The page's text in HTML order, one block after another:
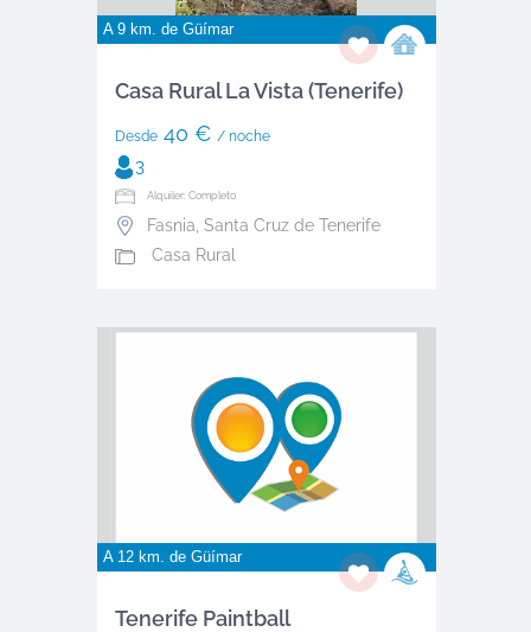
A 9 km. de Güímar
Casa Rural La Vista (Tenerife)
Desde40 € / noche
3
Alquiler: Completo
Fasnia Santa Cruz de Tenerife
Casa Rural
A 12 km. de Güímar
Tenerife Paintball